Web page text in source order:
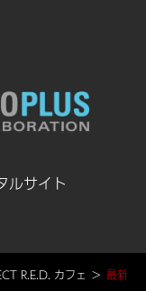
ルサイト
R.E.D. カフェ 最新情